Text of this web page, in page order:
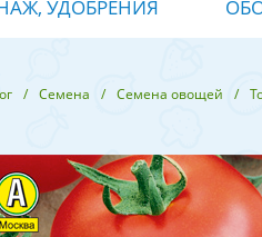
УДОБРЕНИЯ
Семена Семена овощей